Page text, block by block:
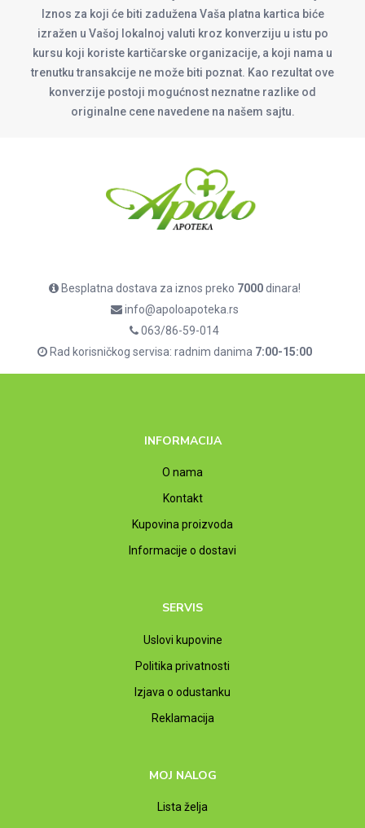
Iznos za koji će biti zadužena Vaša platna kartica biće
izražen u Vašoj lokalnoj valuti kroz konverziju u istu po
kursu koji koriste kartičarske organizacije, a koji nama u
trenutku transakcije ne može biti poznat. Kao rezultat ove
konverzije postoji mogućnost neznatne razlike od
originalne cene navedene na našem sajtu.
Besplatna dostava za iznos preko 7000dinara!
info@apoloapoteka.rs
063/86-59-014
Rad korisničkog servisa: radnim danima 7:00-15:00
INFORMACIJA
O nama
Kontakt
Kupovina proizvoda
Informacije o dostavi
SERVIS
Uslovi kupovine
Politika privatnosti
Izjava o odustanku
Reklamacija
MOJ NALOG
Lista želja